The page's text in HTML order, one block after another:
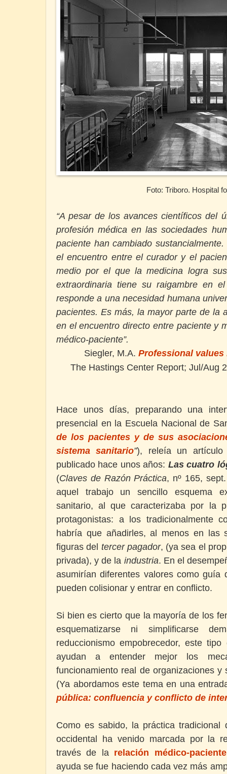
Foto: Triboro. Hospital
“A pesar de los avances científicos del
profesión médica en las sociedades
paciente han cambiado
el encuentro entre el curador y el
medio por el que la medicina logra
extraordinaria tiene su raigambre en
responde a una necesidad humana
pacientes. Es más, la mayor parte de la
en el encuentro directo entre paciente y
médico-paciente”.
Siegler, M.A. Professional
The Hastings Center Report; Jul/Aug
Hace unos días, preparando una
presencial en la Escuela Nacional de
de los pacientes y de sus
sistema sanitario”), releía un artículo
publicado hace unos años: Las cuatro
(Claves de Razón Práctica, nº 165,
aquel trabajo un sencillo esquema
sanitario, al que caracterizaba por la
protagonistas: a los tradicionalmente
habría que añadirles, al menos en las
figuras del tercer pagador, (ya sea el
privada), y de la industria. En el
asumirían diferentes valores como guía
pueden colisionar y entrar en conflicto.
Si bien es cierto que la mayoría de los
esquematizarse ni simplificarse
reduccionismo empobrecedor, este
ayudan a entender mejor los
funcionamiento real de organizaciones y
(Ya abordamos este tema en una
pública: confluencia y conflicto de
Como es sabido, la práctica
occidental ha venido marcada por la
través de la relación médico-paciente
ayuda se fue haciendo cada vez más